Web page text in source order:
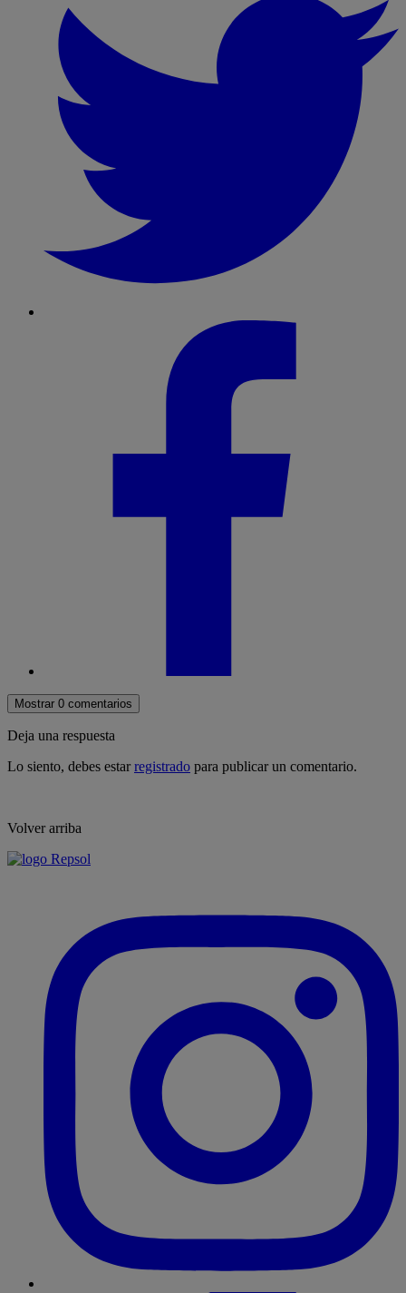
Mostrar 0 comentarios
Deja una respuesta
Lo siento, debes estarregistrado para publicar un comentario.
Volver arriba